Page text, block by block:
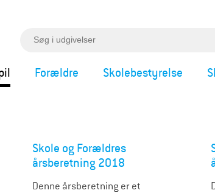
S
Forældre Skolebestyrelse
Skole og Forældres
årsberetning 2018
Denne årsberetning er et